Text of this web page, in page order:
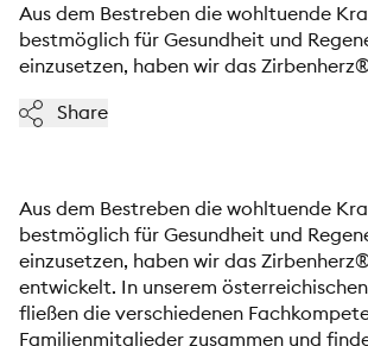
Aus dem Bestreben die wohltuende
bestmöglich für Gesundheit und
einzusetzen, haben wir das
Share
Aus dem Bestreben die wohltuende
bestmöglich für Gesundheit und
einzusetzen, haben wir das
entwickelt. In unserem
fließen die verschiedenen
Familienmitglieder zusammen und